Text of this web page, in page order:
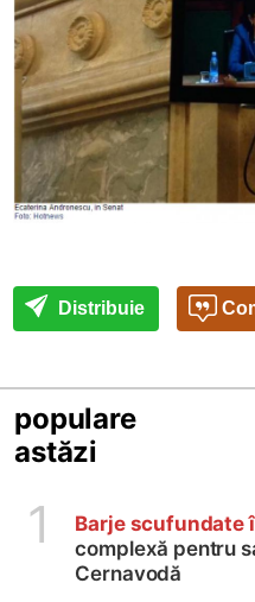
Distribuie
populare
astăzi
1 Barje scufundate
complexă pentru
Cernavodă